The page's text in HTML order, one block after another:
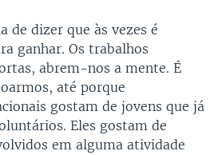
de dizer que às vezes é
ganhar. Os trabalhos
abrem-nos a mente. É
até porque
gostam de jovens que já
Eles gostam de
em alguma atividade